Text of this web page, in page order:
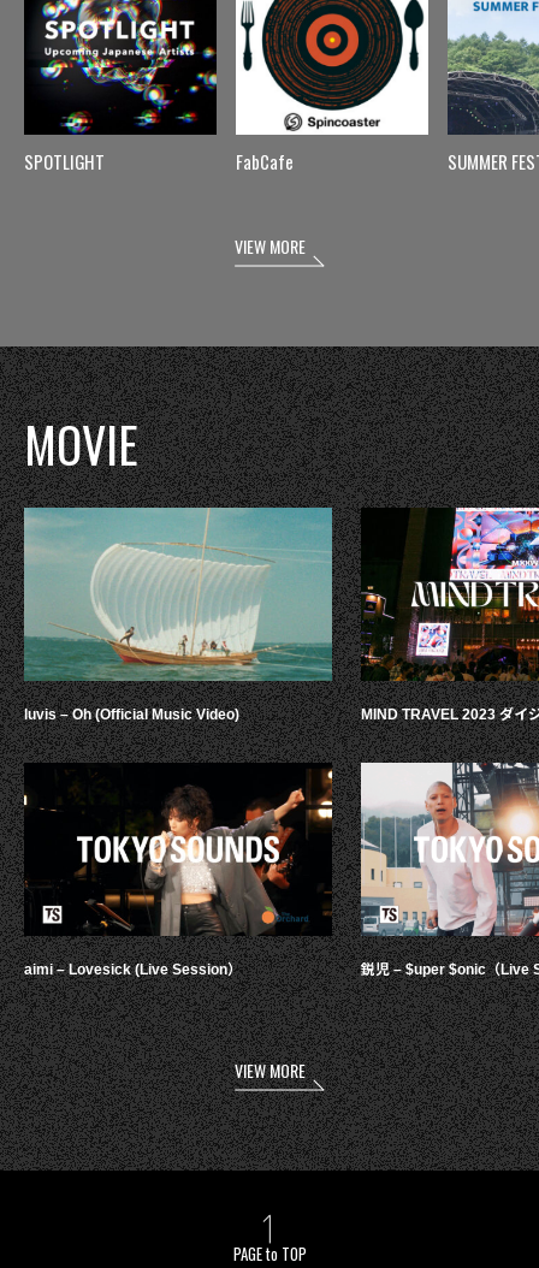
SPOTLIGHT FabCafe SUMMER
VIEW MORE
MOVIE
luvis – Oh (Official Music Video)
aimi – Lovesick (Live Session）
MIND TRAVEL 2023 ダイ
鋭児 – $uper $onic（Live
VIEW MORE
PAGE to TOP